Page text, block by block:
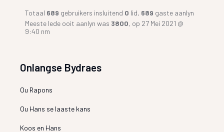
Totaal 689 gebruikers insluitend 0 lid, 689 gaste aanlyn
Meeste lede ooit aanlyn was 3800, op 27 Mei 2021 @
9:40 nm
Onlangse Bydraes
Ou Rapons
Ou Hans se laaste kans
Koos en Hans